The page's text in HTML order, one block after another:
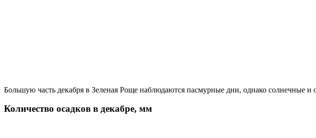
Большую часть декабря в Зеленая Роще наблюдаются пасмурные дни, однако солнечные и
Количество осадков в декабре, мм